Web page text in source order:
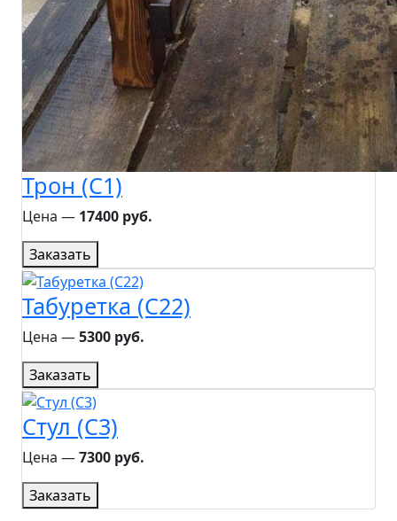
Трон (C1)
Цена ― 17400 руб.
Заказать
Табуретка (C22)
Цена ―5300 руб.
Заказать
Стул (C3)
Цена ―7300 руб.
Заказать